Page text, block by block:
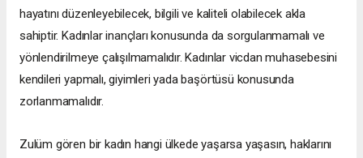
hayatını düzenleyebilecek, bilgili ve kaliteli olabilecek akla
sahiptir. Kadınlar inançları konusunda da sorgulanmamalı ve
yönlendirilmeye çalışılmamalıdır. Kadınlar vicdan muhasebesini
kendileri yapmalı, giyimleri yada başörtüsü konusunda
zorlanmamalıdır.
Zulüm gören bir kadın hangi ülkede yaşarsa yaşasın, haklarını